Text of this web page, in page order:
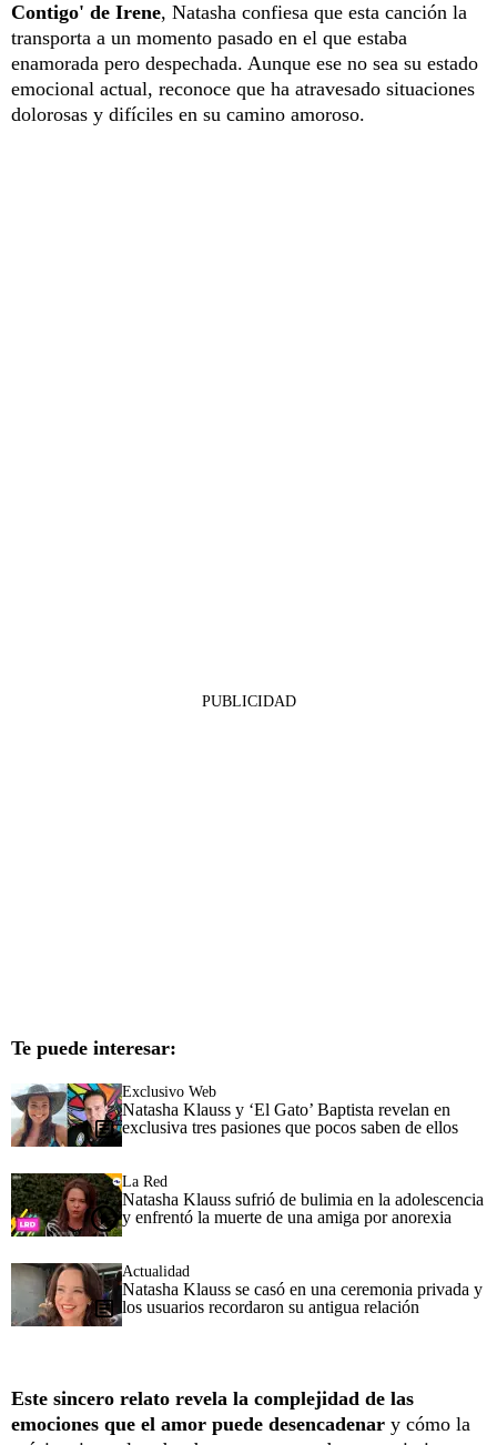
Contigo' de Irene, Natasha confiesa que esta canción la
transporta a un momento pasado en el que estaba
enamorada pero despechada. Aunque ese no sea su estado
emocional actual, reconoce que ha atravesado situaciones
dolorosas y difíciles en su camino amoroso.
PUBLICIDAD
Te puede interesar:
Exclusivo Web
Natasha Klauss y ‘El Gato’ Baptista revelan en
exclusiva tres pasiones que pocos saben de ellos
La Red
Natasha Klauss sufrió de bulimia en la adolescencia
y enfrentó la muerte de una amiga por anorexia
Actualidad
Natasha Klauss se casó en una ceremonia privada y
los usuarios recordaron su antigua relación
Este sincero relato revela la complejidad de las
emociones que el amor puede desencadenar y cómo la